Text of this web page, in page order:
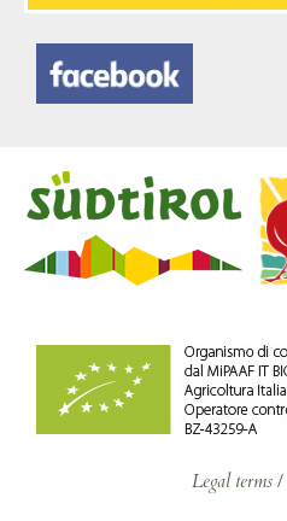
Legal terms /